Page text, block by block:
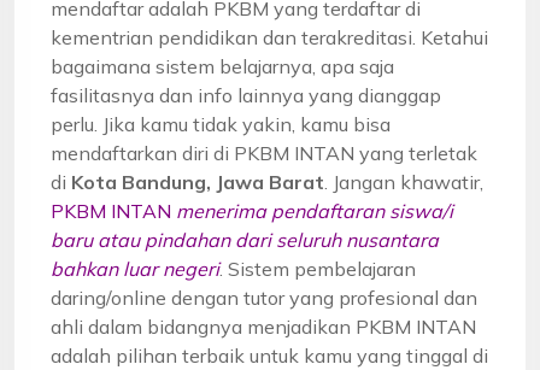
mendaftar adalah PKBM yang terdaftar di
kementrian pendidikan dan terakreditasi. Ketahui
bagaimana sistem belajarnya, apa saja
fasilitasnya dan info lainnya yang dianggap
perlu. Jika kamu tidak yakin, kamu bisa
mendaftarkan diri di PKBM INTAN yang terletak
di Kota Bandung, Jawa Barat . Jangan khawatir,
PKBM INTAN menerima pendaftaran siswa/i
baru atau pindahan dari seluruh nusantara
bahkan luar negeri. Sistem pembelajaran
daring/online dengan tutor yang profesional dan
ahli dalam bidangnya menjadikan PKBM INTAN
adalah pilihan terbaik untuk kamu yang tinggal di